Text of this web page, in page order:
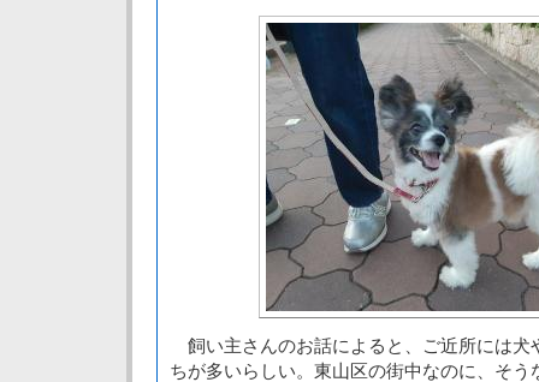
飼い主さんのお話によると、ご近所には犬
ちが多いらしい。東山区の街中なのに、そ